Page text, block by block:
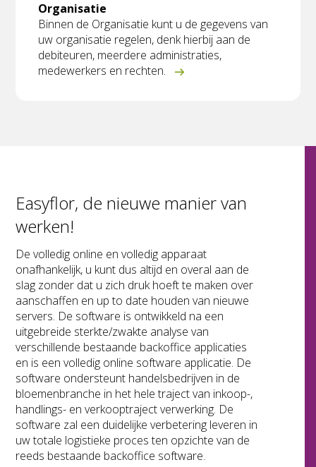
Organisatie
Binnen de Organisatie kunt u de gegevens van
uw organisatie regelen, denk hierbij aan de
debiteuren, meerdere administraties,
medewerkers en rechten.
Easyflor, de nieuwe manier van
werken!
De volledig online en volledig apparaat
onafhankelijk, u kunt dus altijd en overal aan de
slag zonder dat u zich druk hoeft te maken over
aanschaffen en up to date houden van nieuwe
servers. De software is ontwikkeld na een
uitgebreide sterkte/zwakte analyse van
verschillende bestaande backoffice applicaties
en is een volledig online software applicatie. De
software ondersteunt handelsbedrijven in de
bloemenbranche in het hele traject van inkoop-,
handlings- en verkooptraject verwerking. De
software zal een duidelijke verbetering leveren in
uw totale logistieke proces ten opzichte van de
reeds bestaande backoffice software.